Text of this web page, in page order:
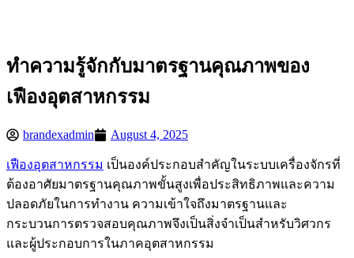
ทำความรู้จักกับมาตรฐานคุณภาพของ
เฟืองอุตสาหกรรม
brandexadmin August 4, 2025
เฟืองอุตสาหกรรม เป็นองค์ประกอบสำคัญในระบบเครื่องจักรที่
ต้องอาศัยมาตรฐานคุณภาพขั้นสูงเพื่อประสิทธิภาพและความ
ปลอดภัยในการทำงาน ความเข้าใจถึงมาตรฐานและ
กระบวนการตรวจสอบคุณภาพจึงเป็นสิ่งจำเป็นสำหรับวิศวกร
และผู้ประกอบการในภาคอุตสาหกรรม